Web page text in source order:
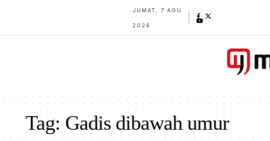
JUMAT, 7 AGU
2026
Tag:Gadis dibawah umur